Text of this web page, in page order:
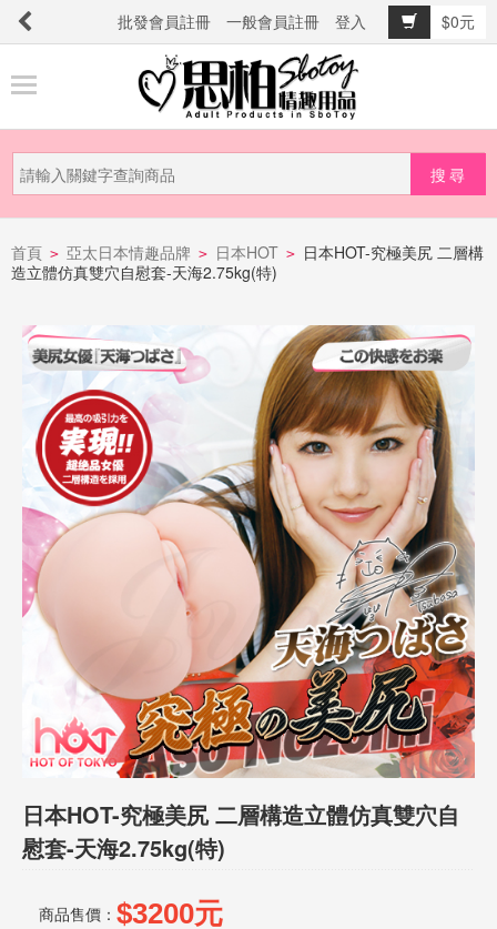
批發會員註冊 一般會員註冊 登入
$0元
品
新
品
上
騙
電
話
或
簡
訊
明
首頁 > 亞太日本情趣品牌 > 日本HOT > 日本HOT-究極美尻 二層構
造立體仿真雙穴自慰套-天海2.75kg(特)
日本HOT-究極美尻 二層構造立體仿真雙穴自
慰套-天海2.75kg(特)
商品售價： $3200元